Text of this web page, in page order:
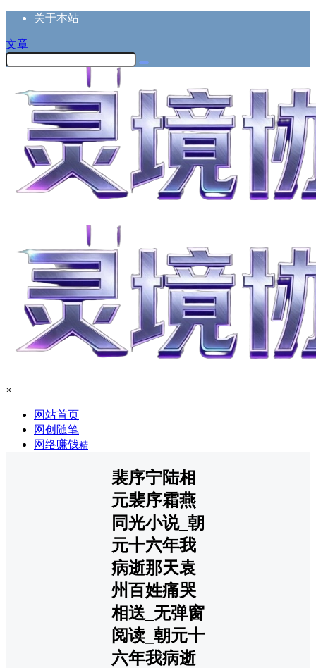
关于本站
文章
×
网站首页
网创随笔
网络赚钱精
裴序宁陆相
元裴序霜燕
同光小说_朝
元十六年我
病逝那天袁
州百姓痛哭
相送_无弹窗
阅读_朝元十
六年我病逝